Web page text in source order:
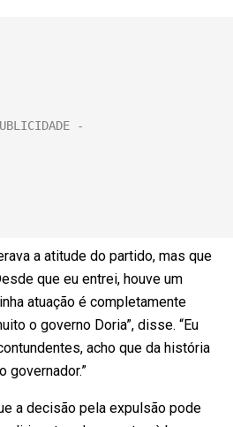
a atitude do partido, mas que
que eu entrei, houve um
atuação é completamente
o governo Doria”, disse. “Eu
acho que da história
governador.”
a decisão pela expulsão pode